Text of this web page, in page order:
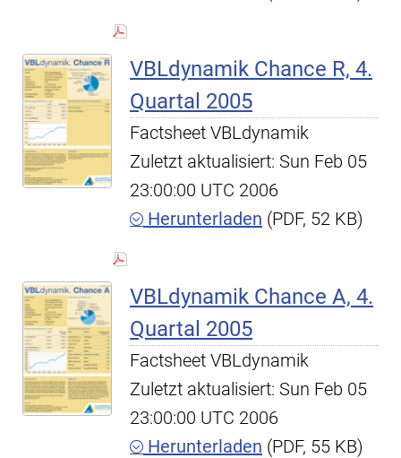
VBLdynamik Chance R, 4.
Quartal 2005
Factsheet VBLdynamik
Zuletzt aktualisiert: Sun Feb 05
23:00:00 UTC 2006
Herunterladen (PDF, 52 KB)
VBLdynamik Chance A, 4.
Quartal 2005
Factsheet VBLdynamik
Zuletzt aktualisiert: Sun Feb 05
23:00:00 UTC 2006
Herunterladen (PDF, 55 KB)